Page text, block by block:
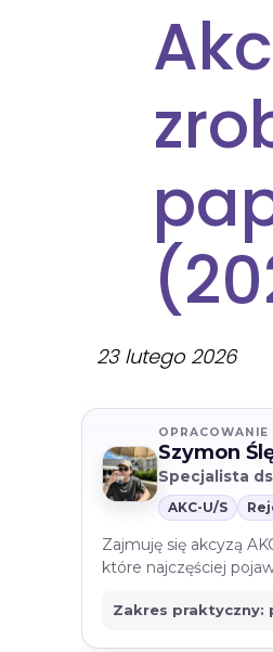
23 lutego 2026
OPRACOWANIE
Szymon
Specjalista
AKC-U/S
Zajmuję się akcyzą
które najczęściej
Zakres praktyczny: